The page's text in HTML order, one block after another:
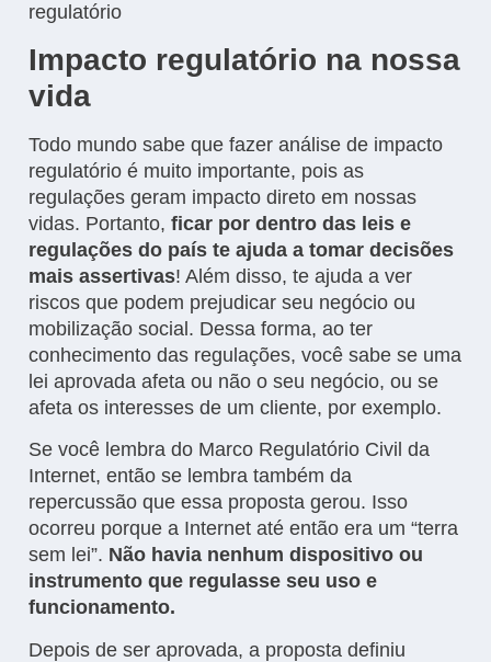
regulatório
Impacto regulatório na nossa
vida
Todo mundo sabe que fazer análise de impacto
regulatório é muito importante, pois as
regulações geram impacto direto em nossas
vidas. Portanto, ficar por dentro das leis e
regulações do país te ajuda a tomar decisões
mais assertivas! Além disso, te ajuda a ver
riscos que podem prejudicar seu negócio ou
mobilização social. Dessa forma, ao ter
conhecimento das regulações, você sabe se uma
lei aprovada afeta ou não o seu negócio, ou se
afeta os interesses de um cliente, por exemplo.
Se você lembra do Marco Regulatório Civil da
Internet, então se lembra também da
repercussão que essa proposta gerou. Isso
ocorreu porque a Internet até então era um “terra
sem lei”. Não havia nenhum dispositivo ou
instrumento que regulasse seu uso e
funcionamento.
Depois de ser aprovada, a proposta definiu